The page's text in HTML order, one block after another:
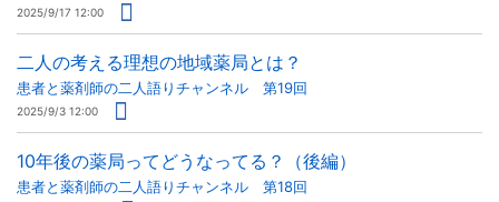
2025/9/17 12:00
二人の考える理想の地域薬局とは？
患者と薬剤師の二人語りチャンネル 第19回
2025/9/3 12:00
10年後の薬局ってどうなってる？（後編）
患者と薬剤師の二人語りチャンネル 第18回